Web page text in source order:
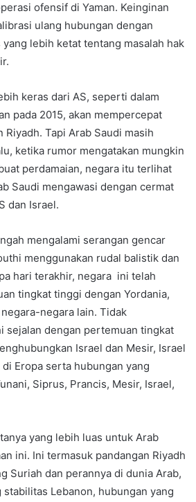
ofensif di Yaman. Keinginan
ulang hubungan dengan
yang lebih ketat tentang masalah hak
keras dari AS, seperti dalam
pada 2015, akan mempercepat
Tapi Arab Saudi masih
ketika rumor mengatakan mungkin
perdamaian, negara itu terlihat
Saudi mengawasi dengan cermat
dan Israel.
mengalami serangan gencar
menggunakan rudal balistik dan
hari terakhir, negara ini telah
tingkat tinggi dengan Yordania,
negara lain. Tidak
sejalan dengan pertemuan tingkat
Israel dan Mesir, Israel
Eropa serta hubungan yang
Siprus, Prancis, Mesir, Israel,
yang lebih luas untuk Arab
ini. Ini termasuk pandangan Riyadh
Suriah dan perannya di dunia Arab,
Lebanon, hubungan yang